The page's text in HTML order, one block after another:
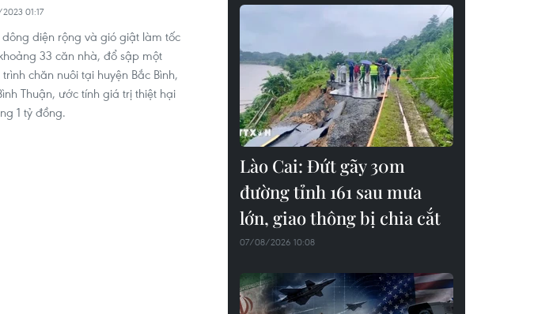
01:17
diện rộng và gió giật làm tốc
33 căn nhà, đổ sập một
chăn nuôi tại huyện Bắc Bình,
Thuận, ước tính giá trị thiệt hại
1 tỷ đồng.
Lào Cai: Đứt gãy 30m
đường tỉnh 161 sau mưa
lớn, giao thông bị chia cắt
07/08/2026 10:08